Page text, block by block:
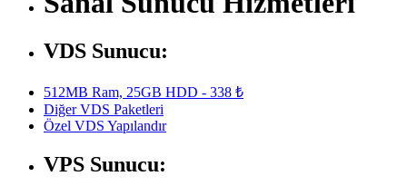
VDS Sunucu:
512MB Ram, 25GB HDD - 338 ₺
Diğer VDS Paketleri
Özel VDS Yapılandır
VPS Sunucu: